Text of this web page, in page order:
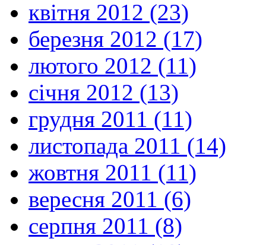
квітня 2012 (23)
березня 2012 (17)
лютого 2012 (11)
січня 2012 (13)
грудня 2011 (11)
листопада 2011 (14)
жовтня 2011 (11)
вересня 2011 (6)
серпня 2011 (8)